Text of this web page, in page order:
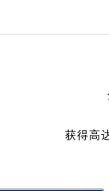
获得高